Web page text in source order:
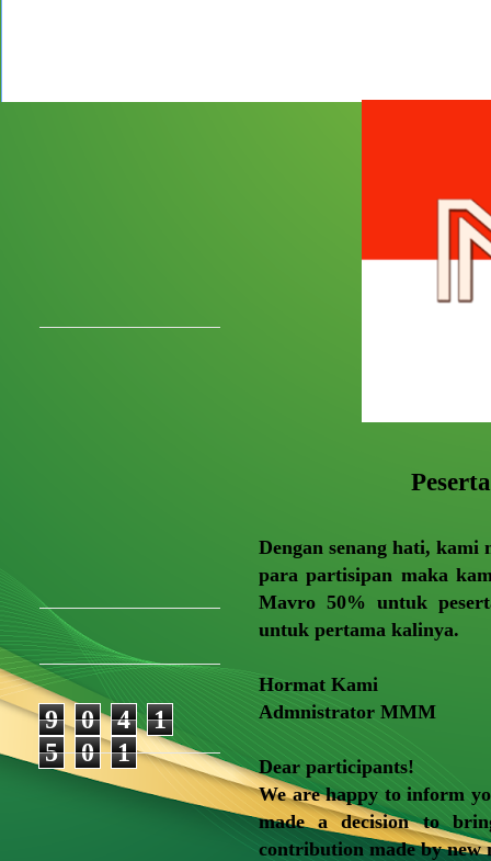
Dengan senang hati, kami
para partisipan maka
Mavro 50% untuk
untuk pertama kalinya.
Hormat Kami
Admnistrator MMM
Dear participants!
We are happy to inform
made a decision to
contribution made by new
9 0 4
1
5
0 1